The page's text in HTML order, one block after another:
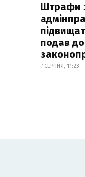
Штрафи
подав
7 СЕРПНЯ, 11:23